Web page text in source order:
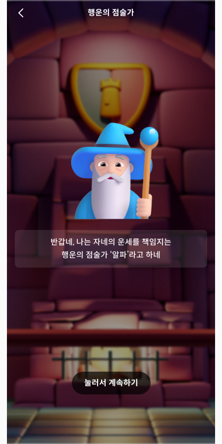
행운의 점술가
반갑네, 나는 자네의 운세를 책임지는
행운의 점술가 ‘알파’라고 하네
눌러서 계속하기
행운의 점술가 | 천명